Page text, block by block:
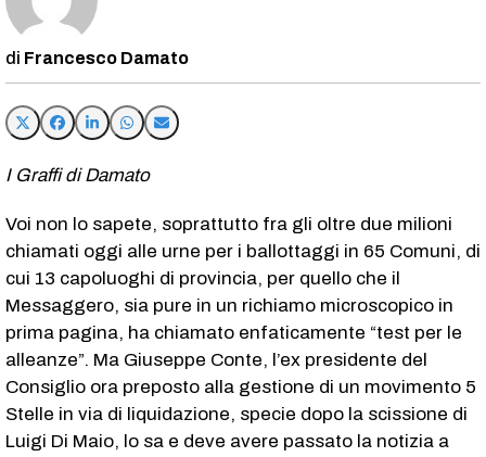
Francesco Damato
I Graffi di Damato
Voi non lo sapete, soprattutto fra gli oltre due milioni
chiamati oggi alle urne per i ballottaggi in 65 Comuni, di
cui 13 capoluoghi di provincia, per quello che il
Messaggero, sia pure in un richiamo microscopico in
prima pagina, ha chiamato enfaticamente “test per le
alleanze”. Ma Giuseppe Conte, l’ex presidente del
Consiglio ora preposto alla gestione di un movimento 5
Stelle in via di liquidazione, specie dopo la scissione di
Luigi Di Maio, lo sa e deve avere passato la notizia a